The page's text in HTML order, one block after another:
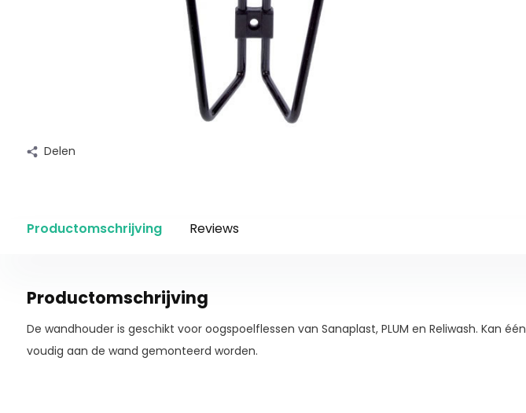
Delen
Productomschrijving Reviews
Productomschrijving
De wandhouder is geschikt voor oogspoelflessen van Sanaplast, PLUM en Reliwash. Kan één
voudig aan de wand gemonteerd worden.